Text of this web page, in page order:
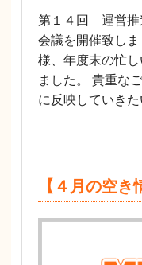
第１４回 運営推
会議を開催致し
様、年度末の忙
ました。 貴重な
に反映していき
【４月の空き